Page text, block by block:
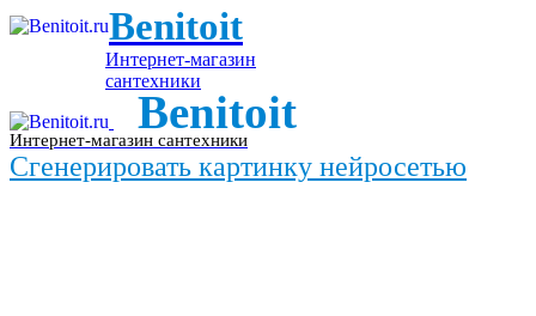
Benitoit
Интернет-магазин
сантехники
Benitoit
Интернет-магазин сантехники
Сгенерировать картинку нейросетью